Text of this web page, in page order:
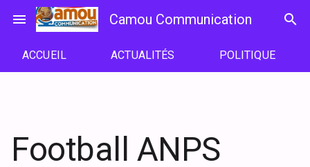
menu Camou Communication search
ACCUEIL ACTUALITÉS POLITIQUE
Football ANPS